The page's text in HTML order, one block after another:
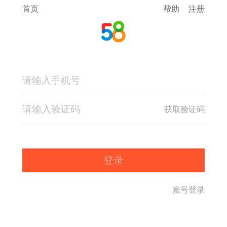
首页 帮助 注册
获取验证码
登录
账号登录